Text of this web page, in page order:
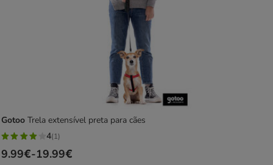
Gotoo Trela extensível preta para cães
4
estrelas
4(1)
Preço
9.99€-19.99€